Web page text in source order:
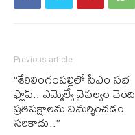
Previous article
“శేరిలింగంప‌ల్లిలో సీఎం స‌భ
ఫ్లాప్‌.. ఎమ్మెల్యే వైఫ‌ల్యం చెంది
ప్ర‌తిప‌క్షాల‌ను విమ‌ర్శించ‌డం
స‌రికాదు..”